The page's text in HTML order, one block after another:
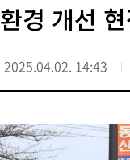
경 개선
2025.04.02. 14:43